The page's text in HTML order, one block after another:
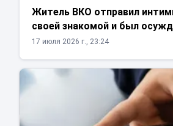
Житель ВКО отправил
своей знакомой и был
17 июля 2026 г., 23:24